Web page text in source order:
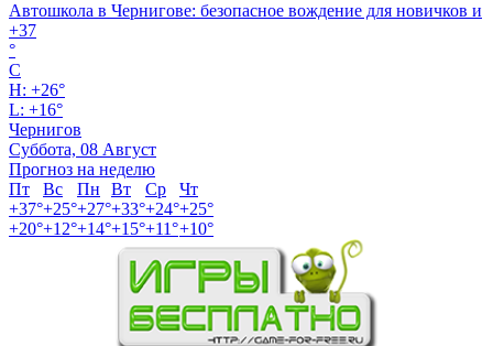
Автошкола в Чернигове: безопасное вождение для новичков и
+37
°
C
H: +26°
L: +16°
Чернигов
Суббота, 08 Август
Прогноз на неделю
Пт
Вс Пн Вт Ср
Чт
+37°+25°+27°+33°+24°+25°
+20°+12°+14°+15°+11°+10°